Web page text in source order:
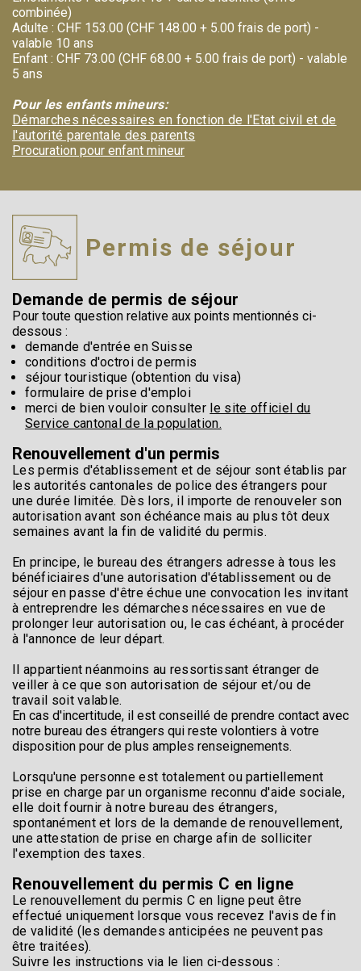
combinée)
Adulte : CHF 153.00 (CHF 148.00 + 5.00 frais de port) -
valable 10 ans
Enfant : CHF 73.00 (CHF 68.00 + 5.00 frais de port) - valable
5 ans
Pour les enfants mineurs:
Démarches nécessaires en fonction de l'Etat civil et de
l'autorité parentale des parents
Procuration pour enfant mineur
Permis de séjour
Demande de permis de séjour
Pour toute question relative aux points mentionnés ci-
dessous :
demande d'entrée en Suisse
conditions d'octroi de permis
séjour touristique (obtention du visa)
formulaire de prise d'emploi
merci de bien vouloir consulter le site officiel du
Service cantonal de la population.
Renouvellement d'un permis
Les permis d'établissement et de séjour sont établis par
les autorités cantonales de police des étrangers pour
une durée limitée. Dès lors, il importe de renouveler son
autorisation avant son échéance mais au plus tôt deux
semaines avant la fin de validité du permis.
En principe, le bureau des étrangers adresse à tous les
bénéficiaires d'une autorisation d'établissement ou de
séjour en passe d'être échue une convocation les invitant
à entreprendre les démarches nécessaires en vue de
prolonger leur autorisation ou, le cas échéant, à procéder
à l'annonce de leur départ.
Il appartient néanmoins au ressortissant étranger de
veiller à ce que son autorisation de séjour et/ou de
travail soit valable.
En cas d'incertitude, il est conseillé de prendre contact avec
notre bureau des étrangers qui reste volontiers à votre
disposition pour de plus amples renseignements.
Lorsqu'une personne est totalement ou partiellement
prise en charge par un organisme reconnu d'aide sociale,
elle doit fournir à notre bureau des étrangers,
spontanément et lors de la demande de renouvellement,
une attestation de prise en charge afin de solliciter
l'exemption des taxes.
Renouvellement du permis C en ligne
Le renouvellement du permis C en ligne peut être
effectué uniquement lorsque vous recevez l'avis de fin
de validité (les demandes anticipées ne peuvent pas
être traitées).
Suivre les instructions via le lien ci-dessous :